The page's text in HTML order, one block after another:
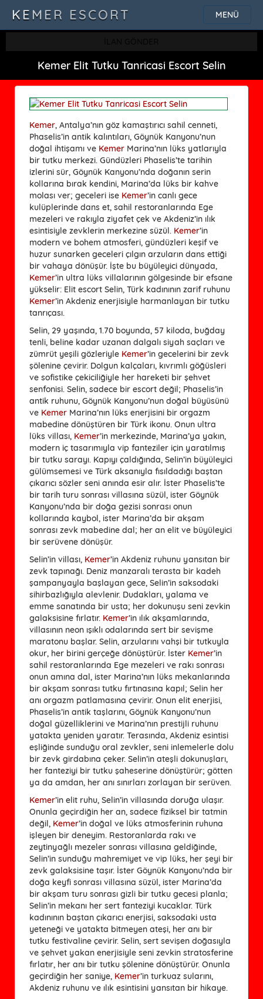
MENÜ
KEMER ESCORT
Kemer Elit Tutku Tanricasi Escort Selin
Kemer, Antalya’nın göz kamaştırıcı sahil cenneti,
Phaselis’in antik kalıntıları, Göynük Kanyonu’nun
doğal ihtişamı ve Kemer Marina’nın lüks yatlarıyla
bir tutku merkezi. Gündüzleri Phaselis’te tarihin
izlerini sür, Göynük Kanyonu’nda doğanın serin
kollarına bırak kendini, Marina’da lüks bir kahve
molası ver; geceleri ise Kemer’in canlı gece
kulüplerinde dans et, sahil restoranlarında Ege
mezeleri ve rakıyla ziyafet çek ve Akdeniz’in ılık
esintisiyle zevklerin merkezine süzül. Kemer’in
modern ve bohem atmosferi, gündüzleri keşif ve
huzur sunarken geceleri çılgın arzuların dans ettiği
bir vahaya dönüşür. İşte bu büyüleyici dünyada,
Kemer’in ultra lüks villalarının gölgesinde bir efsane
yükselir: Elit escort Selin, Türk kadınının zarif ruhunu
Kemer’in Akdeniz enerjisiyle harmanlayan bir tutku
tanrıçası.
Selin, 29 yaşında, 1.70 boyunda, 57 kiloda, buğday
tenli, beline kadar uzanan dalgalı siyah saçları ve
zümrüt yeşili gözleriyle Kemer’in gecelerini bir zevk
şölenine çevirir. Dolgun kalçaları, kıvrımlı göğüsleri
ve sofistike çekiciliğiyle her hareketi bir şehvet
senfonisi. Selin, sadece bir escort değil; Phaselis’in
antik ruhunu, Göynük Kanyonu’nun doğal büyüsünü
ve Kemer Marina’nın lüks enerjisini bir orgazm
mabedine dönüştüren bir Türk ikonu. Onun ultra
lüks villası, Kemer’in merkezinde, Marina’ya yakın,
modern iç tasarımıyla vip fanteziler için yaratılmış
bir tutku sarayı. Kapıyı çaldığında, Selin’in büyüleyici
gülümsemesi ve Türk aksanıyla fısıldadığı baştan
çıkarıcı sözler seni anında esir alır. İster Phaselis’te
bir tarih turu sonrası villasına süzül, ister Göynük
Kanyonu’nda bir doğa gezisi sonrası onun
kollarında kaybol, ister Marina’da bir akşam
sonrası zevk mabedine dal; her an elit ve büyüleyici
bir serüvene dönüşür.
Selin’in villası, Kemer’in Akdeniz ruhunu yansıtan bir
zevk tapınağı. Deniz manzaralı terasta bir kadeh
şampanyayla başlayan gece, Selin’in saksodaki
sihirbazlığıyla alevlenir. Dudakları, yalama ve
emme sanatında bir usta; her dokunuşu seni zevkin
galaksisine fırlatır. Kemer’in ılık akşamlarında,
villasının neon ışıklı odalarında sert bir sevişme
maratonu başlar. Selin, arzularını vahşi bir tutkuyla
okur, her birini gerçeğe dönüştürür. İster Kemer’in
sahil restoranlarında Ege mezeleri ve rakı sonrası
onun amına dal, ister Marina’nın lüks mekanlarında
bir akşam sonrası tutku fırtınasına kapıl; Selin her
anı orgazm patlamasına çevirir. Onun elit enerjisi,
Phaselis’in antik taşlarını, Göynük Kanyonu’nun
doğal güzelliklerini ve Marina’nın prestijli ruhunu
yatakta yeniden yaratır. Terasında, Akdeniz esintisi
eşliğinde sunduğu oral zevkler, seni inlemelerle dolu
bir zevk girdabına çeker. Selin’in ateşli dokunuşları,
her fanteziyi bir tutku şaheserine dönüştürür; götten
ya da amdan, her anı sınırları zorlayan bir serüven.
Kemer’in elit ruhu, Selin’in villasında doruğa ulaşır.
Onunla geçirdiğin her an, sadece fiziksel bir tatmin
değil, Kemer’in doğal ve lüks atmosferinin ruhuna
işleyen bir deneyim. Restoranlarda rakı ve
zeytinyağlı mezeler sonrası villasına geldiğinde,
Selin’in sunduğu mahremiyet ve vip lüks, her şeyi bir
zevk galaksisine taşır. İster Göynük Kanyonu’nda bir
doğa keyfi sonrası villasına süzül, ister Marina’da
bir akşam turu sonrası gizli bir tutku gecesi planla;
Selin’in mekanı her sert fanteziyi kucaklar. Türk
kadınının baştan çıkarıcı enerjisi, saksodaki usta
yeteneği ve yatakta bitmeyen ateşi, her anı bir
tutku festivaline çevirir. Selin, sert sevişen doğasıyla
ve şehvet yakan enerjisiyle seni zevkin stratosferine
fırlatır, her anı bir tutku şölenine dönüştürür. Onunla
geçirdiğin her saniye, Kemer’in turkuaz sularını,
Akdeniz ruhunu ve ılık esintisini yansıtan bir hikaye.